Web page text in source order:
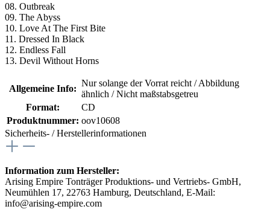
08. Outbreak
09. The Abyss
10. Love At The First Bite
11. Dressed In Black
12. Endless Fall
13. Devil Without Horns
Allgemeine Info:
Nur solange der Vorrat reicht / Abbildung
ähnlich / Nicht maßstabsgetreu
Format:
CD
Produktnummer: oov10608
Sicherheits- / Herstellerinformationen
Information zum Hersteller:
Arising Empire Tonträger Produktions- und Vertriebs- GmbH,
Neumühlen 17, 22763 Hamburg, Deutschland, E-Mail:
info@arising-empire.com